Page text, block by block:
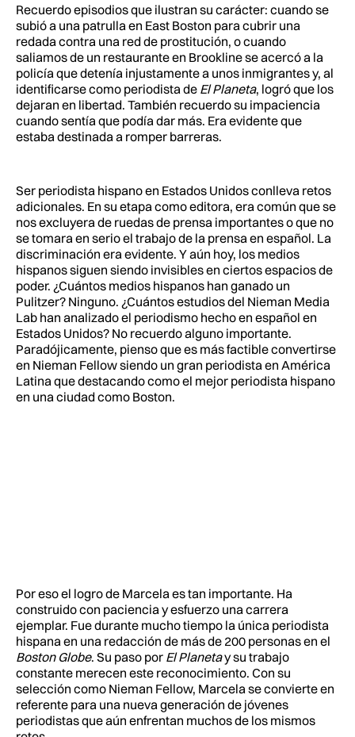
Recuerdo episodios que ilustran su carácter: cuando se
subió a una patrulla en East Boston para cubrir una
redada contra una red de prostitución, o cuando
saliamos de un restaurante en Brookline se acercó a la
policía que detenía injustamente a unos inmigrantes y, al
identificarse como periodista de El Planeta, logró que los
dejaran en libertad. También recuerdo su impaciencia
cuando sentía que podía dar más. Era evidente que
estaba destinada a romper barreras.
Ser periodista hispano en Estados Unidos conlleva retos
adicionales. En su etapa como editora, era común que se
nos excluyera de ruedas de prensa importantes o que no
se tomara en serio el trabajo de la prensa en español. La
discriminación era evidente. Y aún hoy, los medios
hispanos siguen siendo invisibles en ciertos espacios de
poder. ¿Cuántos medios hispanos han ganado un
Pulitzer? Ninguno. ¿Cuántos estudios del Nieman Media
Lab han analizado el periodismo hecho en español en
Estados Unidos? No recuerdo alguno importante.
Paradójicamente, pienso que es más factible convertirse
en Nieman Fellow siendo un gran periodista en América
Latina que destacando como el mejor periodista hispano
en una ciudad como Boston.
Por eso el logro de Marcela es tan importante. Ha
construido con paciencia y esfuerzo una carrera
ejemplar. Fue durante mucho tiempo la única periodista
hispana en una redacción de más de 200 personas en el
Boston Globe. Su paso por El Planetay su trabajo
constante merecen este reconocimiento. Con su
selección como Nieman Fellow, Marcela se convierte en
referente para una nueva generación de jóvenes
periodistas que aún enfrentan muchos de los mismos